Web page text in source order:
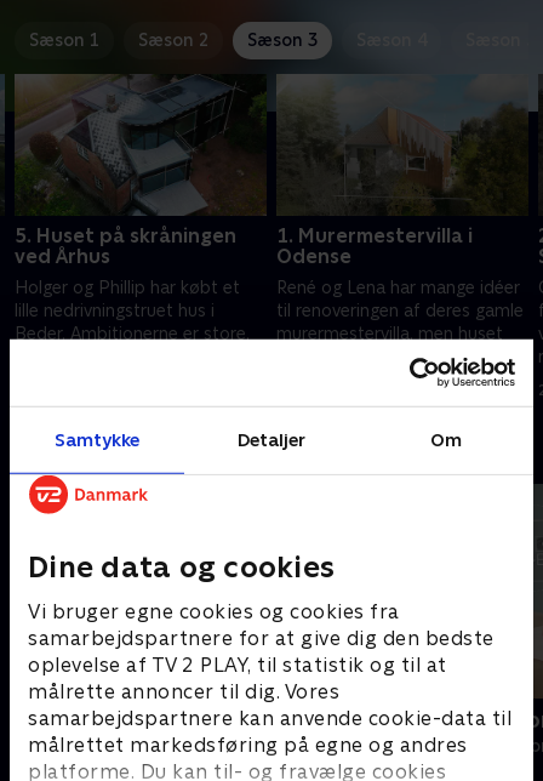
Samtykke Detaljer Om
Dine data og cookies
Vi bruger egne cookies og cookies fra
samarbejdspartnere for at give dig den bedste
oplevelse af TV 2 PLAY, til statistik og til at
målrette annoncer til dig. Vores
samarbejdspartnere kan anvende cookie-data til
målrettet markedsføring på egne og andres
platforme. Du kan til- og fravælge cookies
Sæson 1 Sæson 2 Sæson 3
5. Huset på skråningen
ved Århus
Holger og Phillip har købt et
lille nedrivningstruet hus i
Beder. Ambitionerne er store,
hjem.
1. Murermestervilla i
Odense
René og Lena har mange idéer
til renoveringen af deres gamle
murermestervilla, men huset
gemmer på flere udfordringer.
Vil det lykkes dem at opfylde
husdrømmen?
15. september 2025 • 28 min
Andre så også
Beliggenhed, beliggenhed,
beliggenhed
Livsstil • 18 sæsoner
Mesterlige
Livsstil • 1